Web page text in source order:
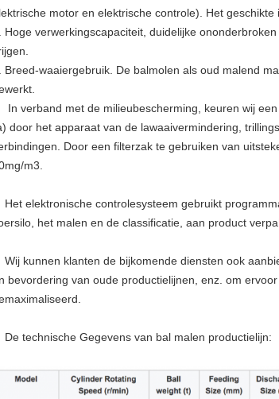
motor en elektrische controle). Het
Hoge verwerkingscapaciteit, duidelijke
Breed-waaiergebruik. De balmolen als oud malend
verband met de milieubescherming, keuren wij een
door het apparaat van de lawaaivermindering,
Door een filterzak te gebruiken van
m3.
elektronische controlesysteem gebruikt
het malen en de classificatie, aan product
kunnen klanten de bijkomende diensten ook
bevordering van oude productielijnen, enz. om
technische Gegevens van bal malen productielijn: